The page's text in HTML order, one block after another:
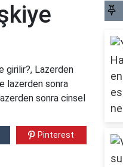
girilir?, Lazerden
lazerden sonra
sonra cinsel
Pinterest